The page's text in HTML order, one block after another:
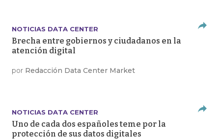
NOTICIAS DATA CENTER
Brecha entre gobiernos y ciudadanos en la
atención digital
por Redacción Data Center Market
NOTICIAS DATA CENTER
Uno de cada dos españoles teme por la
protección de sus datos digitales